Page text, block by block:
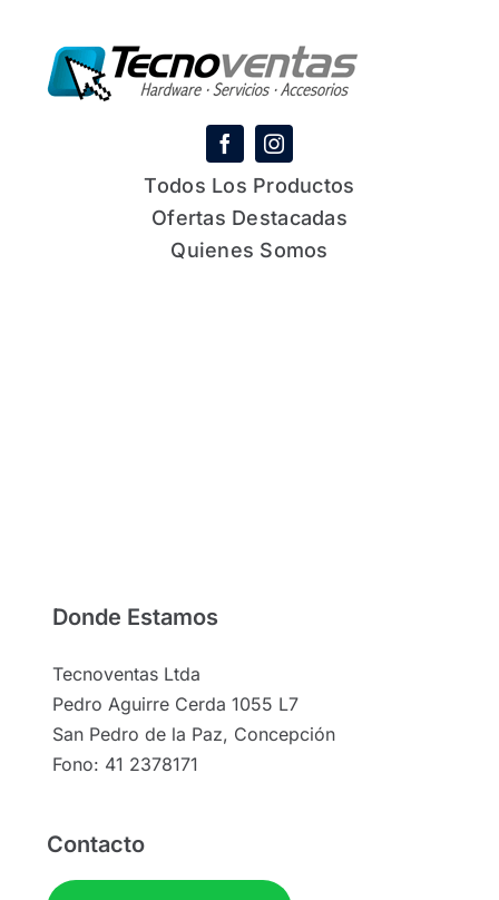
Todos Los Productos
Ofertas Destacadas
Quienes Somos
Donde Estamos
Tecnoventas Ltda
Pedro Aguirre Cerda 1055 L7
San Pedro de la Paz, Concepción
Fono: 41 2378171
Contacto